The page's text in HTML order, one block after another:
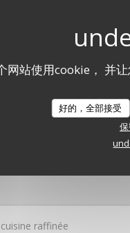
网站使用cookie， 并让
好的，全部接受
raffinée